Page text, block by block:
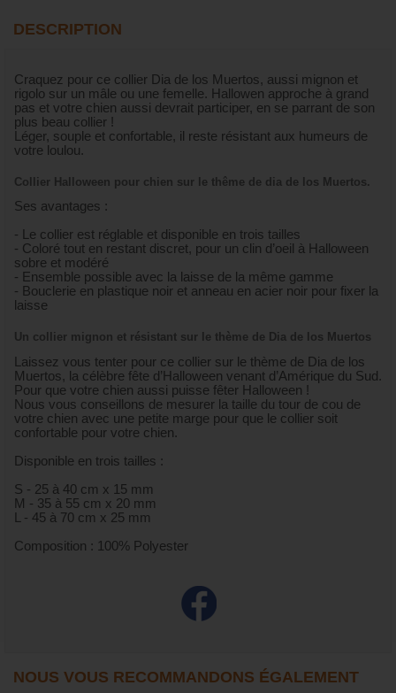
DESCRIPTION
Craquez pour ce collier Dia de los Muertos, aussi mignon et
rigolo sur un mâle ou une femelle. Hallowen approche à grand
pas et votre chien aussi devrait participer, en se parrant de son
plus beau collier !
Léger, souple et confortable, il reste résistant aux humeurs de
votre loulou.
Collier Halloween pour chien sur le thême de dia de los Muertos.
Ses avantages :
- Le collier est réglable et disponible en trois tailles
- Coloré tout en restant discret, pour un clin d’oeil à Halloween
sobre et modéré
- Ensemble possible avec la laisse de la même gamme
- Bouclerie en plastique noir et anneau en acier noir pour fixer la
laisse
Un collier mignon et résistant sur le thème de Dia de los Muertos
Laissez vous tenter pour ce collier sur le thème de Dia de los
Muertos, la célèbre fête d’Halloween venant d’Amérique du Sud.
Pour que votre chien aussi puisse fêter Halloween !
Nous vous conseillons de mesurer la taille du tour de cou de
votre chien avec une petite marge pour que le collier soit
confortable pour votre chien.
Disponible en trois tailles :
S - 25 à 40 cm x 15 mm
M - 35 à 55 cm x 20 mm
L - 45 à 70 cm x 25 mm
Composition : 100% Polyester
NOUS VOUS RECOMMANDONS ÉGALEMENT